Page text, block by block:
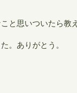
と思いついたら教
。ありがとう。